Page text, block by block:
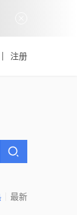
注册
最新